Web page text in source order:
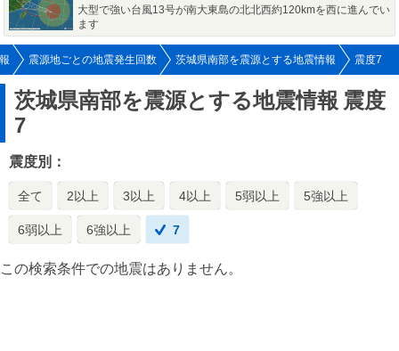
大型で強い台風13号が南大東島の北北西約120kmを西に進んでい
ます
震源地ごとの地震発生回数 茨城県南部を震源とする地震情報 震度7
茨城県南部を震源とする地震情報 震度
7
震度別：
全て 2以上 3以上 4以上 5弱以上 5強以上
6弱以上 6強以上 7
この検索条件での地震はありません。